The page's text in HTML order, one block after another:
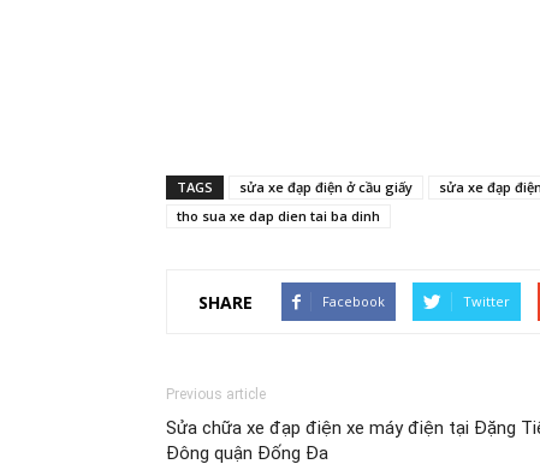
TAGS sửa xe đạp điện ở cầu giấy sửa xe đạp
tho sua xe dap dien tai ba dinh
SHARE Facebook Twitter
Previous article
Sửa chữa xe đạp điện xe máy điện tại Đặng
Đông quận Đống Đa